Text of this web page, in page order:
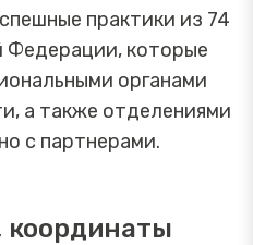
практики из 74
Федерации, которые
органами
а также отделениями
с партнерами.
координаты